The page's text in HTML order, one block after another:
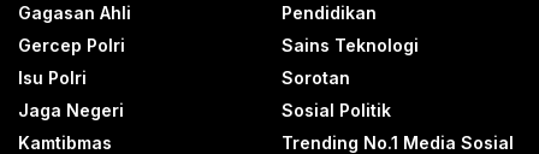
Gagasan Ahli
Gercep Polri
Isu Polri
Jaga Negeri
Kamtibmas
Pendidikan
Sains Teknologi
Sorotan
Sosial Politik
Trending No.1 Media Sosial